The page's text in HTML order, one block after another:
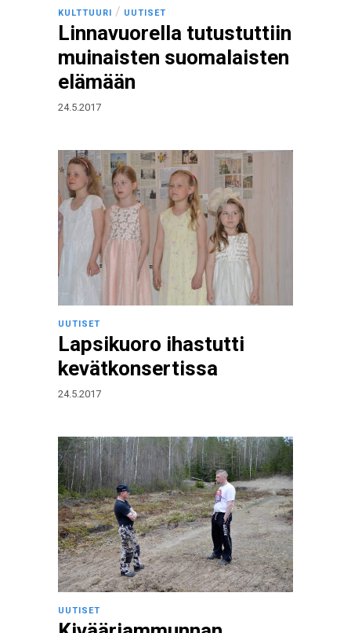
KULTTUURI / UUTISET
Linnavuorella tutustuttiin
muinaisten suomalaisten
elämään
24.5.2017
UUTISET
Lapsikuoro ihastutti
kevätkonsertissa
24.5.2017
UUTISET